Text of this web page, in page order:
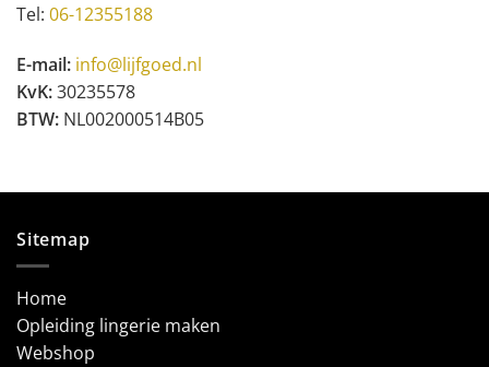
Tel: 06-12355188
E-mail: info@lijfgoed.nl
KvK:30235578
BTW: NL002000514B05
Sitemap
Home
Opleiding lingerie maken
Webshop